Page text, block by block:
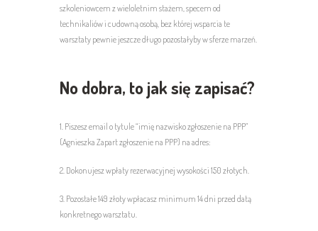
szkoleniowcem z wieloletnim stażem, specem od
technikaliów i cudowną osobą, bez której wsparcia te
warsztaty pewnie jeszcze długo pozostałyby w sferze marzeń.
No dobra, to jak się zapisać?
1. Piszesz email o tytule “imię nazwisko zgłoszenie na PPP”
(Agnieszka Zapart zgłoszenie na PPP) na adres:
2. Dokonujesz wpłaty rezerwacyjnej wysokości 150 złotych.
3. Pozostałe 149 złoty wpłacasz minimum 14 dni przed datą
konkretnego warsztatu.